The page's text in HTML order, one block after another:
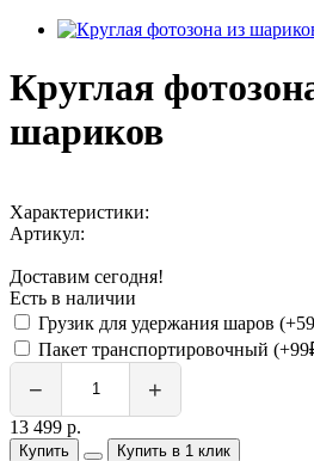
Круглая
шариков
Характеристики:
Артикул:
Доставим сегодня!
Есть в наличии
Грузик для удержания шаров
Пакет транспортировочный
− +
13 499 р.
Купить Купить в 1 клик